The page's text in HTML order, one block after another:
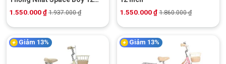
Inch
1.550.000₫ 1.937.000₫
1.550.000₫ 1.860.000₫
Giảm 13% Giảm 13%